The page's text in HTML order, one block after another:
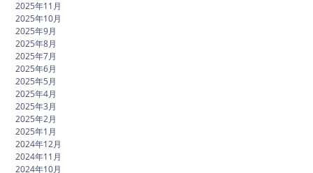
2025年11月
2025年10月
2025年9月
2025年8月
2025年7月
2025年6月
2025年5月
2025年4月
2025年3月
2025年2月
2025年1月
2024年12月
2024年11月
2024年10月